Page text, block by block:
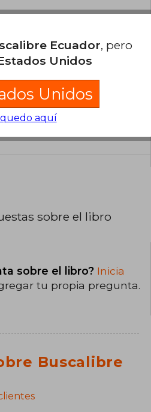
Inglés.
de este libro?
esta edición es Tapa
sobre el libro
sobre el libro? Inicia
tu propia pregunta.
Buscalibre
Ecuador, pero
Unidos
Unidos
quedo aquí